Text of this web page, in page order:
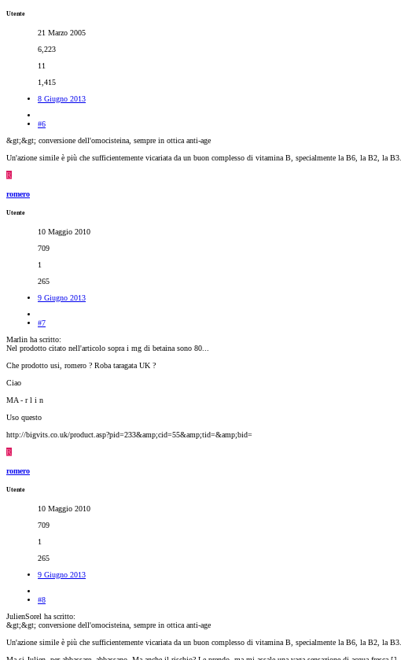
Utente
21 Marzo 2005
6,223
11
1,415
8 Giugno 2013
#6
&gt;&gt; conversione dell'omocisteina, sempre in ottica anti-age
Un'azione simile è più che sufficientemente vicariata da un buon complesso di vitamina B, specialmente la B6, la B2, la
R
romero
Utente
10 Maggio 2010
709
1
265
9 Giugno 2013
#7
Marlin ha scritto:
Nel prodotto citato nell'articolo sopra i mg di betaina sono 80...
Che prodotto usi, romero ? Roba taragata UK ?
Ciao
MA - r l i n
Uso questo
http://bigvits.co.uk/product.asp?pid=233&amp;cid=55&amp;tid=&amp;bid=
R
romero
Utente
10 Maggio 2010
709
1
265
9 Giugno 2013
#8
JulienSorel ha scritto:
&gt;&gt; conversione dell'omocisteina, sempre in ottica anti-age
Un'azione simile è più che sufficientemente vicariata da un buon complesso di vitamina B, specialmente la B6, la B2, la